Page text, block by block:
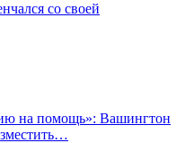
со своей
на помощь»: Вашингтон